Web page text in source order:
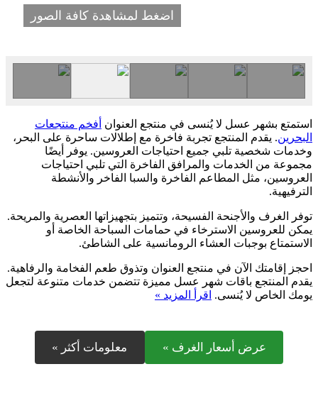
اضغط لمشاهدة كافة الصور
استمتع بشهر عسل لا يُنسى في منتجع العنوان أفخم منتجعات
البحرين. يقدم المنتجع تجربة فاخرة مع إطلالات ساحرة على البحر،
وخدمات شخصية تلبي جميع احتياجات العروسين. يوفر أيضًا
مجموعة من الخدمات والمرافق الفاخرة التي تلبي احتياجات
العروسين، مثل المطاعم الفاخرة والسبا الفاخر والأنشطة
الترفيهية.
توفر الغرف والأجنحة الفسيحة، وتتميز بتجهيزاتها العصرية والمريحة.
يمكن للعروسين الاسترخاء في حمامات السباحة الخاصة أو
الاستمتاع بوجبات العشاء الرومانسية على الشاطئ.
احجز إقامتك الآن في منتجع العنوان وتذوق طعم الفخامة والرفاهية.
يقدم المنتجع باقات شهر عسل مميزة تتضمن خدمات متنوعة لتجعل
يومك الخاص لا يُنسى. اقرأ المزيد »
عرض أسعار الغرف » معلومات أكثر »